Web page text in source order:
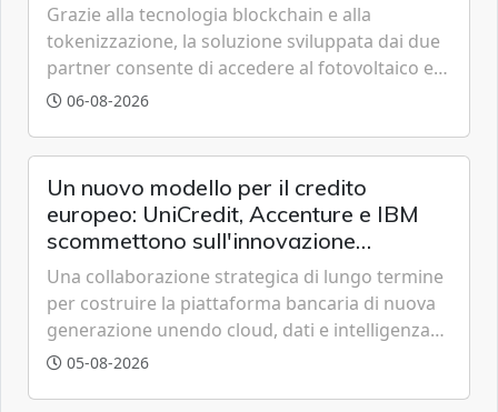
Grazie alla tecnologia blockchain e alla
tokenizzazione, la soluzione sviluppata dai due
partner consente di accedere al fotovoltaico e
all'eolico ottenendo risparmi diretti in bolletta,
06-08-2026
Un nuovo modello per il credito
europeo: UniCredit, Accenture e IBM
scommettono sull'innovazione
tecnologica
Una collaborazione strategica di lungo termine
per costruire la piattaforma bancaria di nuova
generazione unendo cloud, dati e intelligenza
artificiale.
05-08-2026